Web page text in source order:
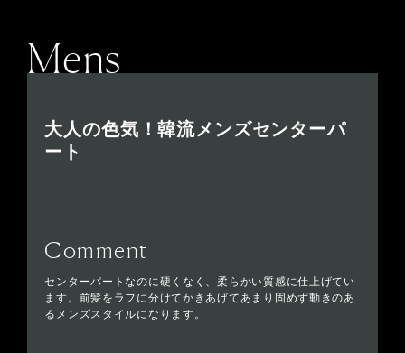
Mens
大人の色気！韓流メンズセンターパ
ート
Comment
センターパートなのに硬くなく、柔らかい質感に仕上げてい
ます。前髪をラフに分けてかきあげてあまり固めず動きのあ
るメンズスタイルになります。